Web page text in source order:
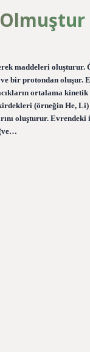
maddeleri
protondan oluşur.
ortalama
(örneğin He,
oluşturur.